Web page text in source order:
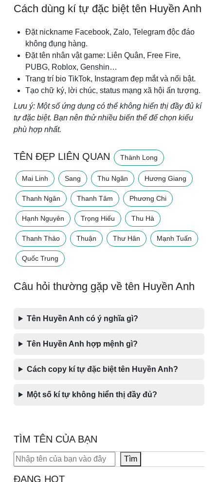
Cách dùng kí tự đặc biệt tên Huyền Anh
Đặt nickname Facebook, Zalo, Telegram độc đáo
không đụng hàng.
Đặt tên nhân vật game: Liên Quân, Free Fire,
PUBG, Roblox, Genshin…
Trang trí bio TikTok, Instagram đẹp mắt và nổi bật.
Tạo chữ ký, lời chúc, status mạng xã hội ấn tượng.
Lưu ý: Một số ứng dụng có thể không hiển thị đầy đủ kí
tự đặc biệt. Bạn nên thử nhiều biến thể để chọn kiểu
phù hợp nhất.
TÊN ĐẸP LIÊN QUAN Thành Long
Mai Linh Sang Thu Ngân Hương Giang
Thanh Ngân Thanh Tâm Phương Chi
Hạnh Nguyên Trọng Hiếu Thu Hà
Thanh Thảo Thuận Thư Hân Mạnh Tuấn
Quốc Trung
Câu hỏi thường gặp về tên Huyền Anh
Tên Huyền Anh có ý nghĩa gì?
Tên Huyền Anh hợp mệnh gì?
Cách copy kí tự đặc biệt tên Huyền Anh?
Một số kí tự không hiển thị đầy đủ?
TÌM TÊN CỦA BẠN
Tìm kiếm Tìm
ĐANG HOT